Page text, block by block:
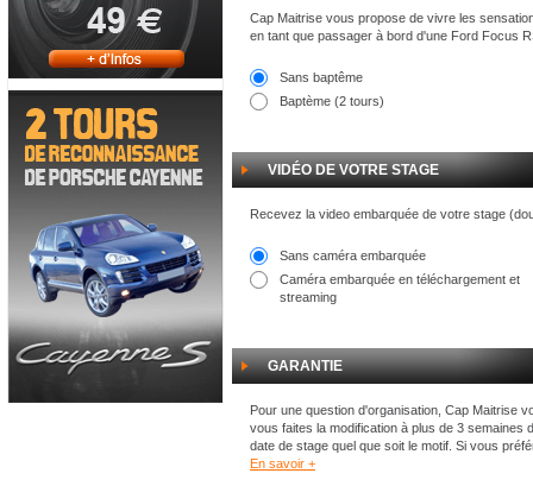
Cap Maitrise vous propose de vivre les
en tant que passager à bord d'une Ford Focus
Sans baptême
Baptème (2 tours)
VIDÉO DE VOTRE STAGE
Recevez la video embarquée de votre stage
Sans caméra embarquée
Caméra embarquée en téléchargement et
streaming
GARANTIE
Pour une question d'organisation, Cap Maitrise
vous faites la modification à plus de 3 semaines
date de stage quel que soit le motif. Si vous
En savoir +